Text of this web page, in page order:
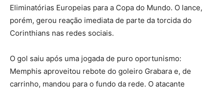
Eliminatórias Europeias para a Copa do Mundo. O lance,
porém, gerou reação imediata de parte da torcida do
Corinthians nas redes sociais.
O gol saiu após uma jogada de puro oportunismo:
Memphis aproveitou rebote do goleiro Grabara e, de
carrinho, mandou para o fundo da rede. O atacante